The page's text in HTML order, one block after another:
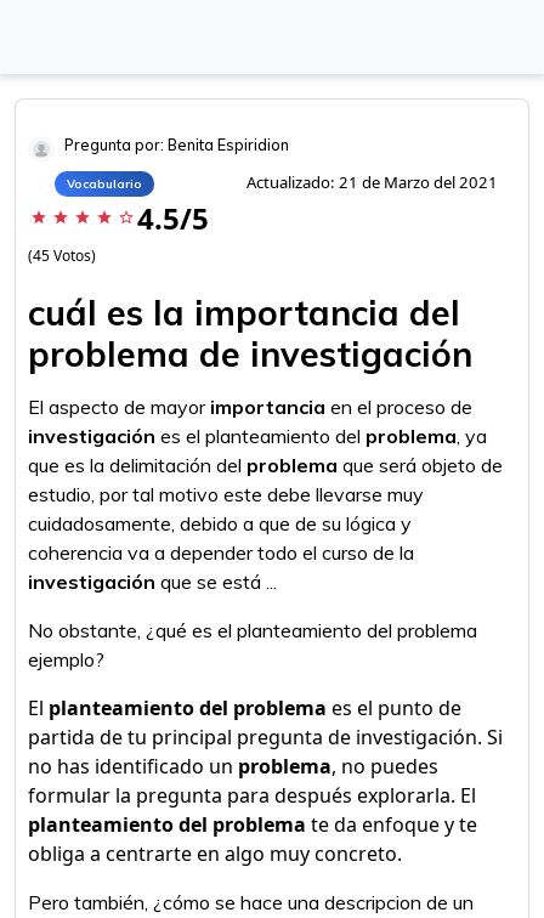
Pregunta por: Benita Espiridion
Vocabulario Actualizado: 21 de Marzo del 2021
star star star star star_border 4.5/5
(45 Votos)
cuál es la importancia del
problema de investigación
El aspecto de mayor importancia en el proceso de
investigación es el planteamiento del problema, ya
que es la delimitación del problema que será objeto de
estudio, por tal motivo este debe llevarse muy
cuidadosamente, debido a que de su lógica y
coherencia va a depender todo el curso de la
investigación que se está ...
No obstante, ¿qué es el planteamiento del problema
ejemplo?
El planteamiento del problema es el punto de
partida de tu principal pregunta de investigación. Si
no has identificado un problema, no puedes
formular la pregunta para después explorarla. El
planteamiento del problema te da enfoque y te
obliga a centrarte en algo muy concreto.
Pero también, ¿cómo se hace una descripcion de un